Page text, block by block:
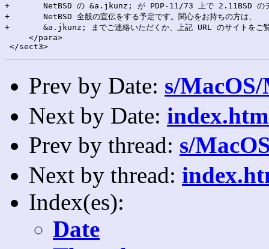
+	NetBSD の &a.jkunz; が PDP-11/73 上で 2.11BSD のデモをするほか、
+	NetBSD 全般の宣伝をする予定です。関心をお持ちの方は、
+	&a.jkunz; までご連絡いただくか、上記 URL のサイトをご覧ください。
     </para>
Prev by Date: s/
Next by Date:
Prev by thread: s/
Next by thread:
Index(es):
Date